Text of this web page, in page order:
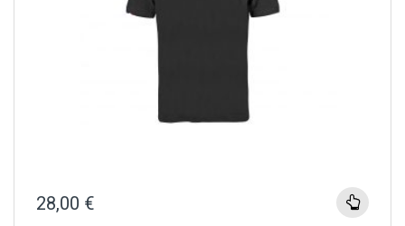
28,00 €